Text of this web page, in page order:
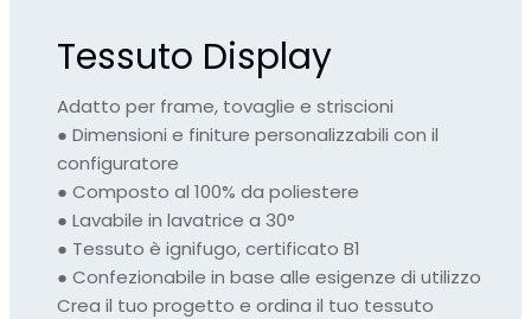
Tessuto Display
Adatto per frame, tovaglie e striscioni
● Dimensioni e finiture personalizzabili con il
configuratore
● Composto al 100% da poliestere
● Lavabile in lavatrice a 30°
● Tessuto è ignifugo, certificato B1
● Confezionabile in base alle esigenze di utilizzo
Crea il tuo progetto e ordina il tuo tessuto